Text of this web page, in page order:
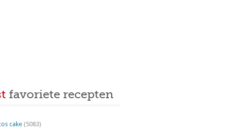
favoriete recepten
cake (5083)